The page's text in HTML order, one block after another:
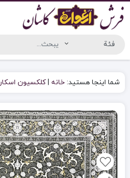
شما اینجا هستید: خانه |کلکسیون اسکار 1200 شانه